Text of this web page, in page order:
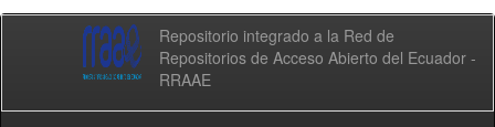
Repositorio integrado a la Red de
Repositorios de Acceso Abierto del Ecuador -
RRAAE